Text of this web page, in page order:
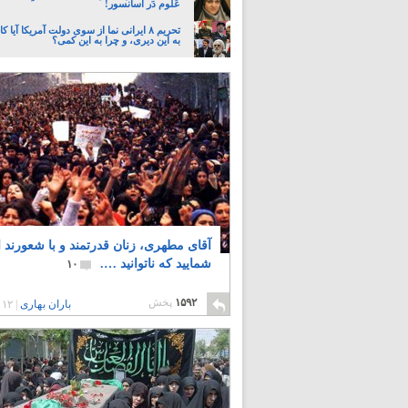
عُلوم دَر آسانسور!
تحریم ۸ ایرانی نما از سوی دولت آمریکا
به این دیری، و چرا به این کمی؟
آقای مطهری، زنان قدرتمند و با شعورند
شمایید که ناتوانید ….
۱۰
۱۵۹۲ پخش باران بهاری |۱۲ سال پیش